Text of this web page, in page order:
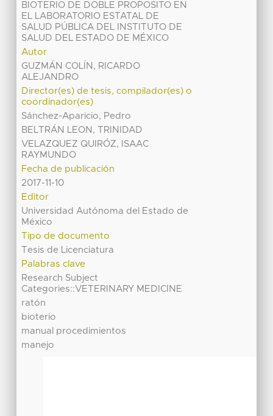
BIOTERIO DE DOBLE PROPOSITO EN
EL LABORATORIO ESTATAL DE
SALUD PÚBLICA DEL INSTITUTO DE
SALUD DEL ESTADO DE MÉXICO
Autor
GUZMÁN COLÍN, RICARDO
ALEJANDRO
Director(es) de tesis, compilador(es) o
coordinador(es)
Sánchez-Aparicio, Pedro
BELTRÁN LEON, TRINIDAD
VELAZQUEZ QUIRÓZ, ISAAC
RAYMUNDO
Fecha de publicación
2017-11-10
Editor
Universidad Autónoma del Estado de
México
Tipo de documento
Tesis de Licenciatura
Palabras clave
Research Subject
Categories::VETERINARY MEDICINE
ratón
bioterio
manual procedimientos
manejo